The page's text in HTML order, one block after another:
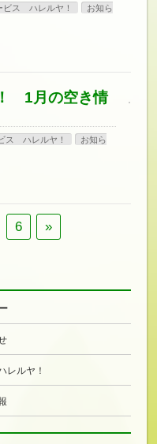
ビス ハレルヤ！
お知ら
1月の空き情
ス ハレルヤ！
お知ら
6 »
ルヤ！